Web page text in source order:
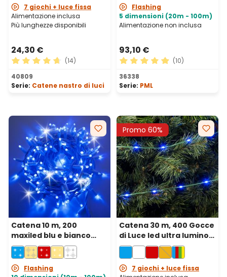
7 giochi + luce fissa
Alimentazione inclusa
Più lunghezze disponibili
24,30 €
Valutazione media di 4.86 su 5 stelle
(14)
40809
Serie: Catene nastro di luci
Flashing
5 dimensioni (20m - 100m)
Alimentazione non inclusa
93,10 €
Valutazione media di 4.9
(10)
36338
Serie: PML
Catena 10 m, 200
maxiled blu e bianco
freddo, cavo bianco,
prolungabile, IP67
Flashing
Promo 60%
Catena 30 m, 400 Gocce
di Luce led ultra luminosi
blu, cavo verde
7 giochi + luce fissa